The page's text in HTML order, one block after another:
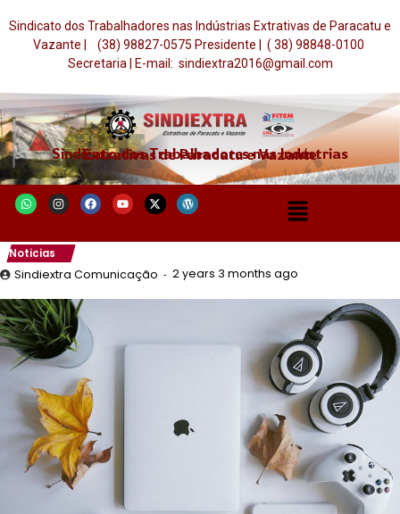
Sindicato dos Trabalhadores nas Indústrias Extrativas de Paracatu e
Vazante | (38) 98827-0575 Presidente | ( 38) 98848-0100
Secretaria | E-mail: sindiextra2016@gmail.com
Sindicato dos Trabalhadores nas Indústrias Extrativas de Paracatu e Vazante
Noticias
Sindiextra Comunicação 2 years 3 months ago